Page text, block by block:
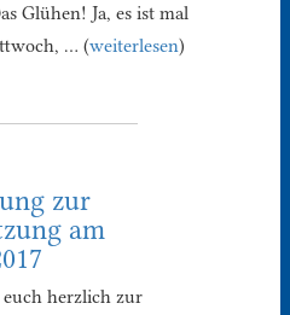
Glühen! Ja, es ist mal
… (weiterlesen)
zur
am
euch herzlich zur